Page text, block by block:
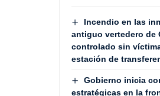
Incendio en las
antiguo vertedero de
controlado sin
estación de
Gobierno inicia
estratégicas en la